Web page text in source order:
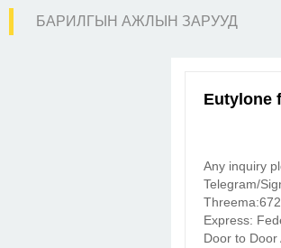
БАРИЛГЫН АЖЛЫН ЗАРУУД
Eutylone
Any inquiry
Telegram/
Express:
Door to